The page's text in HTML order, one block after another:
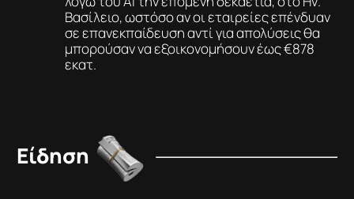
Βασίλειο, ωστόσο αν οι εταιρείες επένδυαν
σε επανεκπαίδευση αντί για απολύσεις θα
μπορούσαν να εξοικονομήσουν έως €878
εκατ.
Είδηση